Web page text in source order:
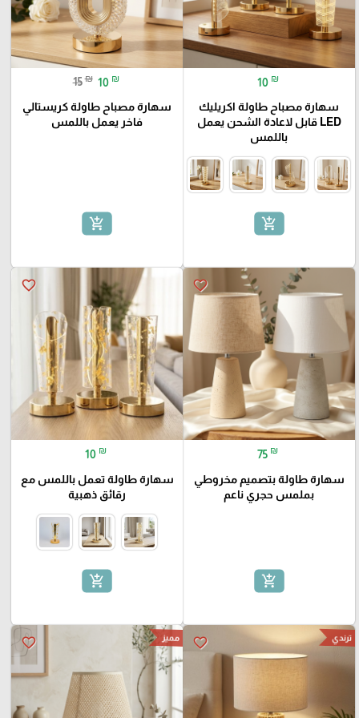
10 ₪
سهارة مصباح طاولة اكريليك
LED قابل لاعادة الشحن يعمل
باللمس
add_shopping_cart
15 ₪ 10 ₪
سهارة مصباح طاولة كريستالي
فاخر يعمل باللمس
add_shopping_cart
favorite_border
75 ₪
سهارة طاولة بتصميم مخروطي
بملمس حجري ناعم
add_shopping_cart
favorite_border
10 ₪
سهارة طاولة تعمل باللمس مع
رقائق ذهبية
add_shopping_cart
favorite_border ترندي favorite_border مميز